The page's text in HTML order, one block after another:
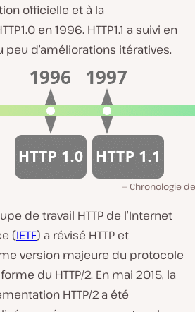
officielle et à la
en 1996. HTTP1.1 a suivi en
peu d’améliorations itératives.
Chronologie de
de travail HTTP de l’Internet
(IETF) a révisé HTTP et
version majeure du protocole
du HTTP/2. En mai 2015, la
HTTP/2 a été